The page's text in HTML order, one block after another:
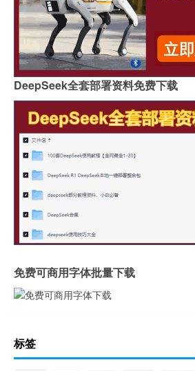
DeepSeek全套部署资料免费下载
免费可商用字体批量下载
标签